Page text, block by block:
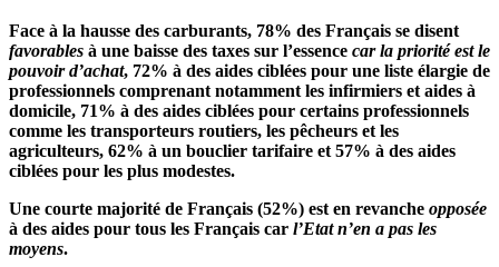
Face à la hausse des carburants, 78% des Français se disent
favorables à une baisse des taxes sur l’essence car la priorité est le
pouvoir d’achat, 72% à des aides ciblées pour une liste élargie de
professionnels comprenant notamment les infirmiers et aides à
domicile, 71% à des aides ciblées pour certains professionnels
comme les transporteurs routiers, les pêcheurs et les
agriculteurs, 62% à un bouclier tarifaire et 57% à des aides
ciblées pour les plus modestes.
Une courte majorité de Français (52%) est en revanche opposée
à des aides pour tous les Français car l’Etat n’en a pas les
moyens.